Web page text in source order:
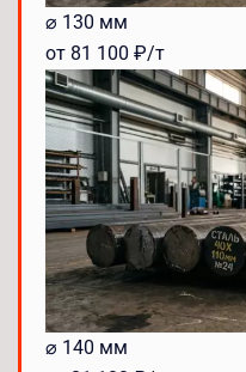
⌀ 130 мм
от 81 100 ₽/т
⌀ 140 мм